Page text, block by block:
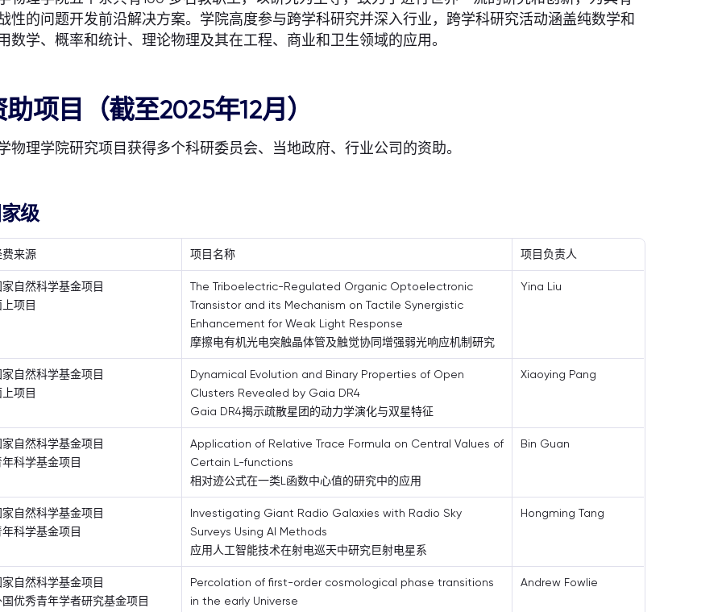
性的问题开发前沿解决方案。学院高度参与跨学科研究并深入行业，跨学科研究活动涵盖纯数学和
数学、概率和统计、理论物理及其在工程、商业和卫生领域的应用。
助项目（截至2025年12月）
物理学院研究项目获得多个科研委员会、当地政府、行业公司的资助。
级
费来源 项目名称 项目负责人
家自然科学基金项目
项目
The Triboelectric-Regulated Organic Optoelectronic
Transistor and its Mechanism on Tactile Synergistic
Enhancement for Weak Light Response
摩擦电有机光电突触晶体管及触觉协同增强弱光响应机制研究
Yina Liu
家自然科学基金项目
项目
Dynamical Evolution and Binary Properties of Open
Clusters Revealed by Gaia DR4
Gaia DR4揭示疏散星团的动力学演化与双星特征
Xiaoying Pang
家自然科学基金项目
年科学基金项目
Application of Relative Trace Formula on Central Values of
Certain L-functions
相对迹公式在一类L函数中心值的研究中的应用
Bin Guan
家自然科学基金项目
年科学基金项目
Investigating Giant Radio Galaxies with Radio Sky
Surveys Using AI Methods
应用人工智能技术在射电巡天中研究巨射电星系
Hongming Tang
家自然科学基金项目
国优秀青年学者研究基金项目
Percolation of first-order cosmological phase transitions
in the early Universe
Andrew Fowlie